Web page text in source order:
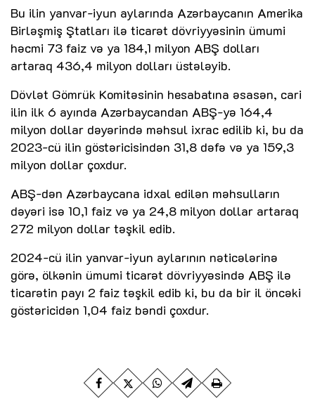
Bu ilin yanvar-iyun aylarında Azərbaycanın Amerika
Birləşmiş Ştatları ilə ticarət dövriyyəsinin ümumi
həcmi 73 faiz və ya 184,1 milyon ABŞ dolları
artaraq 436,4 milyon dolları üstələyib.
Dövlət Gömrük Komitəsinin hesabatına əsasən, cari
ilin ilk 6 ayında Azərbaycandan ABŞ-yə 164,4
milyon dollar dəyərində məhsul ixrac edilib ki, bu da
2023-cü ilin göstəricisindən 31,8 dəfə və ya 159,3
milyon dollar çoxdur.
ABŞ-dən Azərbaycana idxal edilən məhsulların
dəyəri isə 10,1 faiz və ya 24,8 milyon dollar artaraq
272 milyon dollar təşkil edib.
2024-cü ilin yanvar-iyun aylarının nəticələrinə
görə, ölkənin ümumi ticarət dövriyyəsində ABŞ ilə
ticarətin payı 2 faiz təşkil edib ki, bu da bir il öncəki
göstəricidən 1,04 faiz bəndi çoxdur.